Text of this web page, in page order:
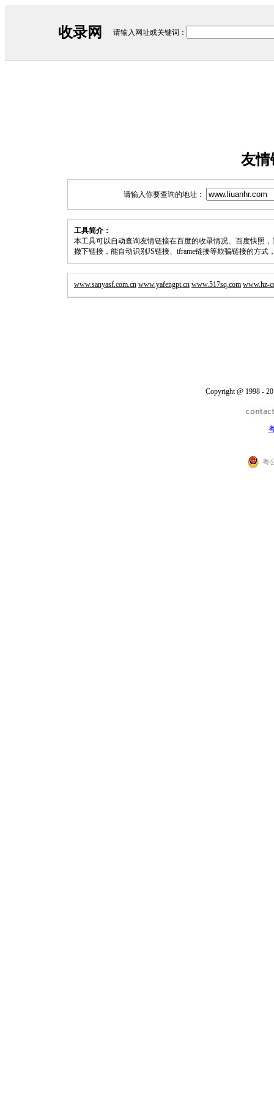
收录网 请输入网址或关键词：
友情
请输入你要查询的地址：
工具简介：
本工具可以自动查询友情链接在百度的收录情况、百度快照
撤下链接，能自动识别JS链接、iframe链接等欺骗链接的方式
www.sanyasf.com.cn www.yafengpt.cn www.517sq.com www.hz-
Copyright @ 1998 -
粤